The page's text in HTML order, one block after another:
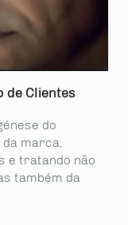
de Clientes
do
marca,
e tratando não
também da